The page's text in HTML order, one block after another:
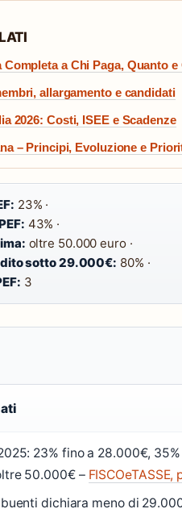
Completa a Chi Paga, Quanto
allargamento e candidati
2026: Costi, ISEE e Scadenze
– Principi, Evoluzione e
23% ·
43% ·
oltre 50.000 euro ·
sotto 29.000€: 80% ·
3
23% fino a 28.000€,
50.000€ –
dichiara meno di